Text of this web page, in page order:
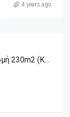
4 years ago
Πολυμέρη Πωλείται Διώροφη Οικοδομή 230m2 (κατάστημα – Οικία)